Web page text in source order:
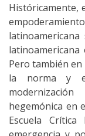
Históricamente,
latinoamericana
Pero también
la norma y
hegemónica en
Escuela